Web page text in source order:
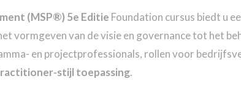
(MSP®) 5e Editie Foundation cursus biedt u
vormgeven van de visie en governance tot het
en projectprofessionals, rollen voor
stijl toepassing.